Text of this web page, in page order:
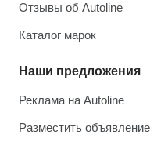
Отзывы об Autoline
Каталог марок
Наши предложения
Реклама на Autoline
Разместить объявление